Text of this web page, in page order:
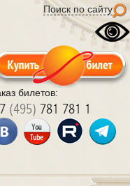
Поиск по сайту
билетов:
(495) 781 781 1